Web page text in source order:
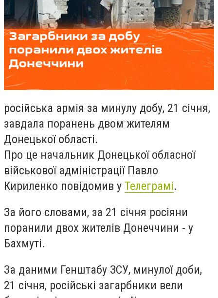
російська армія за минулу добу, 21 січня,
завдала поранень двом жителям
Донецької області.
Про це начальник Донецької обласної
військової адміністрації Павло
Кириленко повідомив у Телеграмі.
За його словами, за 21 січня росіяни
поранили двох жителів Донеччини - у
Бахмуті.
За даними Генштабу ЗСУ, минулої доби,
21 січня, російські загарбники вели